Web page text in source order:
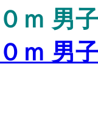
０ｍ
０ｍ